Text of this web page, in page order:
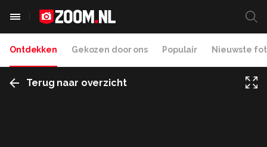
Ontdekken Gekozen door ons Populair Nieuwste
Terug naar overzicht